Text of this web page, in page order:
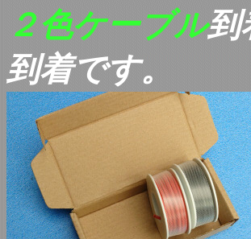
２色ケーブル到
到着です。